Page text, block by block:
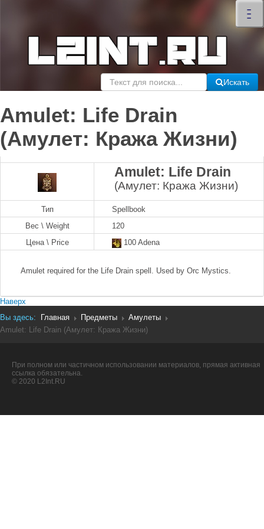
–
–
–
×
Искать
Amulet: Life Drain
(Амулет: Кража Жизни)
Amulet: Life Drain
(Амулет: Кража Жизни)
Тип
Spellbook
Вес \ Weight
120
Цена \ Price
100 Adena
Amulet required for the Life Drain spell. Used by Orc Mystics.
Наверх
Вы здесь:
Главная Предметы
Амулеты
Amulet: Life Drain (Амулет: Кража Жизни)
При полном или частичном использовании материалов, прямая активная
ссылка обязательна.
© 2020 L2Int.RU